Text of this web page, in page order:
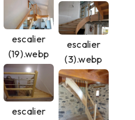
escalier
(19).webp
escalier
escalier
(3).webp